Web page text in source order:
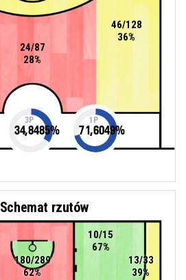
24/87
28%
46/128
36%
3P
34,8485%
1P
71,6049%
Schemat rzutów
180/289
62%
13/33
39%
10/15
67%